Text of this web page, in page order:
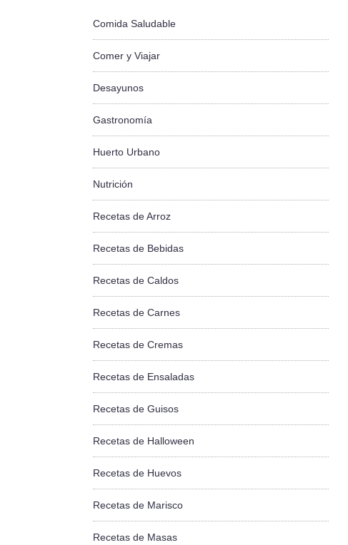
Comida Saludable
Comer y Viajar
Desayunos
Gastronomía
Huerto Urbano
Nutrición
Recetas de Arroz
Recetas de Bebidas
Recetas de Caldos
Recetas de Carnes
Recetas de Cremas
Recetas de Ensaladas
Recetas de Guisos
Recetas de Halloween
Recetas de Huevos
Recetas de Marisco
Recetas de Masas